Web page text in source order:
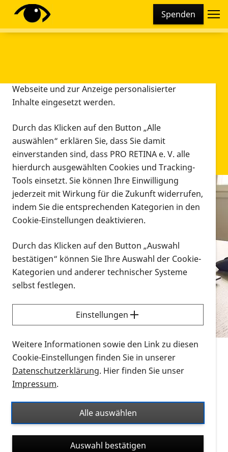
Spenden
Infomaterial
Infomaterial
Vorlesen
Alle Infomaterialien in verschiedenen
Formaten an einem Ort
Sie möchten wissen, wie Sie nach Infonmaterial
suchen und dieses bestellen bzw. herunterladen
können? Schauen Sie sich dieErklärvideos zum
Thema Infomaterial auf der PRO RETINA-Website
für blinde und sehbehinderte Menschen an.
Auf dieser Seite finden Sie sämtliches Infomaterial
Ort. Nutzen Sie den Formatfilter, um ausschließlich
nach Flyern und Broschüren, Audios oder Videos zu
suchen. Die meisten Flyer und Broschüren werden in
verschiedenen Formaten angeboten: zur
Diese Webseite setzt verschiedene Cookies und
Tracking-Tools ein. Dies beinhaltet Cookies und
Webseite und zur Anzeige personalisierter
Inhalte eingesetzt werden.
Durch das Klicken auf den Button „Alle
auswählen“ erklären Sie, dass Sie damit
einverstanden sind, dass PRO RETINA e. V. alle
hierdurch ausgewählten Cookies und Tracking-
Tools einsetzt. Sie können Ihre Einwilligung
jederzeit mit Wirkung für die Zukunft widerrufen,
indem Sie die entsprechenden Kategorien in den
Cookie-Einstellungen deaktivieren.
Durch das Klicken auf den Button „Auswahl
bestätigen“ können Sie Ihre Auswahl der Cookie-
Kategorien und anderer technischer Systeme
selbst festlegen.
Einstellungen
Weitere Informationen sowie den Link zu diesen
Cookie-Einstellungen finden Sie in unserer
Datenschutzerklärung. Hier finden Sie unser
Impressum.
Alle auswählen
Auswahl bestätigen